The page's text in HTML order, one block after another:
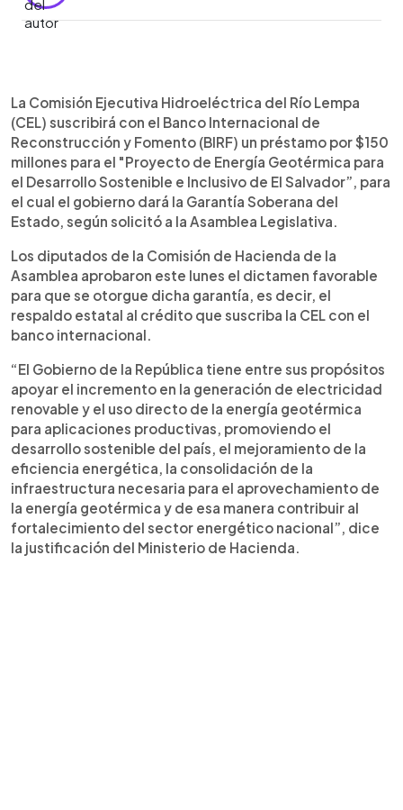
► Escuchar artículo
La Comisión Ejecutiva Hidroeléctrica del Río Lempa
(CEL) suscribirá con el Banco Internacional de
Reconstrucción y Fomento (BIRF) un préstamo por $150
millones para el "Proyecto de Energía Geotérmica para
el Desarrollo Sostenible e Inclusivo de El Salvador”, para
el cual el gobierno dará la Garantía Soberana del
Estado, según solicitó a la Asamblea Legislativa.
Los diputados de la Comisión de Hacienda de la
Asamblea aprobaron este lunes el dictamen favorable
para que se otorgue dicha garantía, es decir, el
respaldo estatal al crédito que suscriba la CEL con el
banco internacional.
“El Gobierno de la República tiene entre sus propósitos
apoyar el incremento en la generación de electricidad
renovable y el uso directo de la energía geotérmica
para aplicaciones productivas, promoviendo el
desarrollo sostenible del país, el mejoramiento de la
eficiencia energética, la consolidación de la
infraestructura necesaria para el aprovechamiento de
la energía geotérmica y de esa manera contribuir al
fortalecimiento del sector energético nacional”, dice
la justificación del Ministerio de Hacienda.